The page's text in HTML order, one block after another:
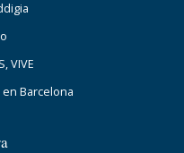
VIVE
Barcelona